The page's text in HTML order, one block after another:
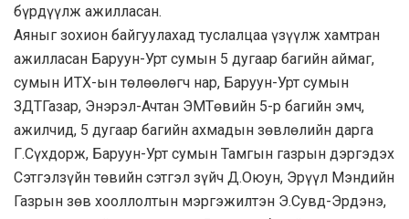
бүрдүүлж ажилласан.
Аяныг зохион байгуулахад туслалцаа үзүүлж хамтран
ажилласан Баруун-Урт сумын 5 дугаар багийн аймаг,
сумын ИТХ-ын төлөөлөгч нар, Баруун-Урт сумын
ЗДТГазар, Энэрэл-Ачтан ЭМТөвийн 5-р багийн эмч,
ажилчид, 5 дугаар багийн ахмадын зөвлөлийн дарга
Г.Сүхдорж, Баруун-Урт сумын Тамгын газрын дэргэдэх
Сэтгэлзүйн төвийн сэтгэл зүйч Д.Оюун, Эрүүл Мэндийн
Газрын зөв хооллолтын мэргэжилтэн Э.Сувд-Эрдэнэ,